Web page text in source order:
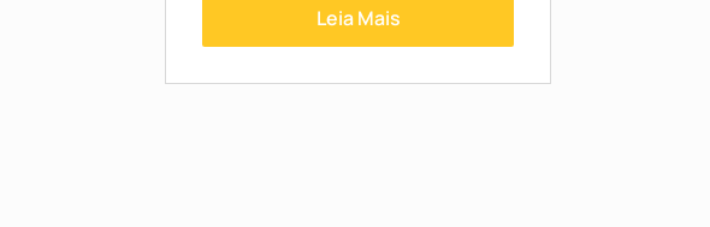
Leia Mais